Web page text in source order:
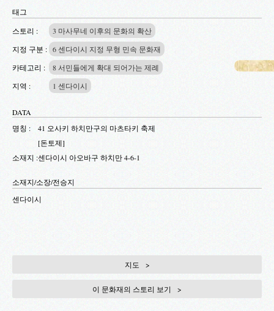
태그
스토리 :
3 마사무네 이후의 문화의 확산
지정 구분 : 6 센다이시 지정 무형 민속 문화재
카테고리 :
8 서민들에게 확대 되어가는 제례
지역 :
1 센다이시
DATA
명칭 :
41 오사키 하치만구의 마츠타키 축제
[돈토제]
소재지 :센다이시 아오바구 하치만 4-6-1
소재지/소장/전승지
센다이시
지도
이 문화재의 스토리 보기